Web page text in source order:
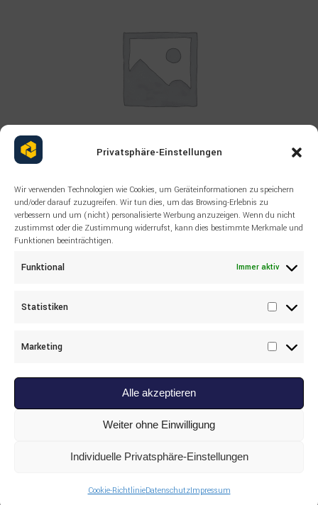
Privatsphäre-Einstellungen
Wir verwenden Technologien wie Cookies, um Geräteinformationen zu speichern
und/oder darauf zuzugreifen. Wir tun dies, um das Browsing-Erlebnis zu
verbessern und um (nicht) personalisierte Werbung anzuzeigen. Wenn du nicht
zustimmst oder die Zustimmung widerrufst, kann dies bestimmte Merkmale und
Funktionen beeinträchtigen.
Funktional Immer aktiv
Statistiken
Marketing
Alle akzeptieren
Weiter ohne Einwilligung
Individuelle Privatsphäre-Einstellungen
Cookie-RichtlinieDatenschutzImpressum
Read more
ALLE PRODUKTE,KOMATSU
KOMATSU 76684273 SEAL KIT
Read more